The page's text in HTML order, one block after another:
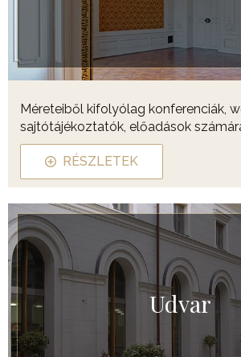
Méreteiből kifolyólag konferenciák,
sajtótájékoztatók, előadások
RÉSZLETEK
Udvar